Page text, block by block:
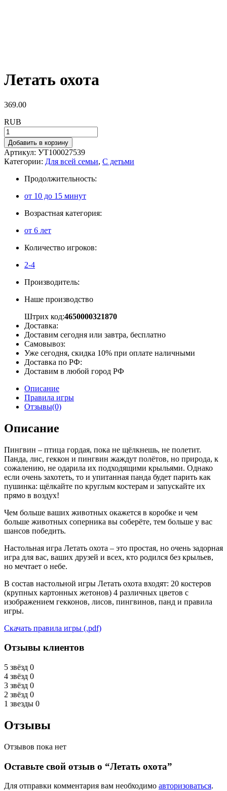
Летать охота
369.00
RUB
Добавить в корзину
Артикул: УТ100027539
Категории: Для всей семьи, С детьми
Продолжительность:
от 10 до 15 минут
Возрастная категория:
от 6 лет
Количество игроков:
2-4
Производитель:
Наше производство
Штрих код:4650000321870
Доставка:
Доставим сегодня или завтра, бесплатно
Самовывоз:
Уже сегодня, скидка 10% при оплате наличными
Доставка по РФ:
Доставим в любой город РФ
Описание
Правила игры
Отзывы(0)
Описание
Пингвин – птица гордая, пока не щёлкнешь, не полетит.
Панда, лис, геккон и пингвин жаждут полётов, но природа, к
сожалению, не одарила их подходящими крыльями. Однако
если очень захотеть, то и упитанная панда будет парить как
пушинка: щёлкайте по круглым костерам и запускайте их
прямо в воздух!
Чем больше ваших животных окажется в коробке и чем
больше животных соперника вы соберёте, тем больше у вас
шансов победить.
Настольная игра Летать охота – это простая, но очень задорная
игра для вас, ваших друзей и всех, кто родился без крыльев,
но мечтает о небе.
В состав настольной игры Летать охота входят: 20 костеров
(крупных картонных жетонов) 4 различных цветов с
изображением гекконов, лисов, пингвинов, панд и правила
игры.
Скачать правила игры (.pdf)
Отзывы клиентов
5 звёзд 0
4 звёзд 0
3 звёзд 0
2 звёзд 0
1 звезды 0
Отзывы
Отзывов пока нет
Оставьте свой отзыв о “Летать охота”
Для отправки комментария вам необходимо авторизоваться.